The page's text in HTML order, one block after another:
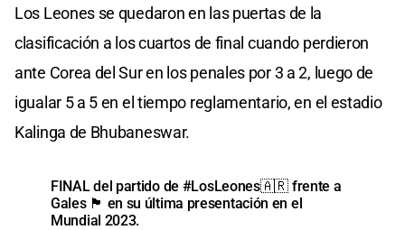
Los Leones se quedaron en las puertas de la
clasificación a los cuartos de final cuando perdieron
ante Corea del Sur en los penales por 3 a 2, luego de
igualar 5 a 5 en el tiempo reglamentario, en el estadio
Kalinga de Bhubaneswar.
FINAL del partido de #LosLeones🇦🇷 frente a
Gales 🏴󠁧󠁢󠁷󠁬󠁳󠁿 en su última presentación en el
Mundial 2023.